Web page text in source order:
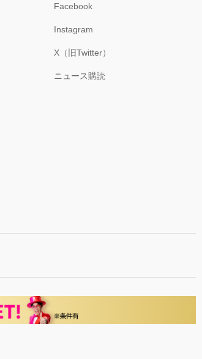
Facebook
Instagram
X（旧Twitter）
ニュース購読